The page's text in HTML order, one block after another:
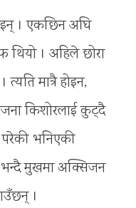
। एकछिन अघि
थियो । अहिले छोरा
मात्रै होइन,
किशोरलाई कुट्दै
भनिएकी
भन्दै मुखमा अक्सिजन
।